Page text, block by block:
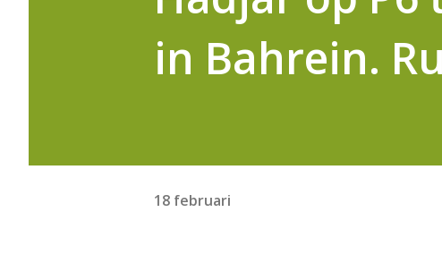
in Bahrein.
18 februari